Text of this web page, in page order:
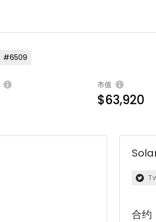
#6509
市值
$63,920
合约